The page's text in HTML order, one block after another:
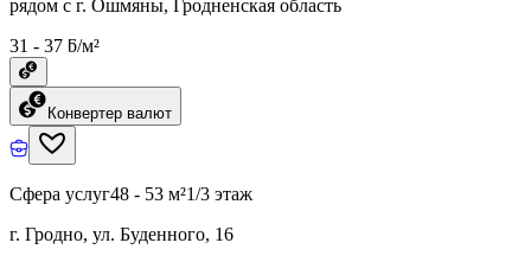
рядом с г. Ошмяны, Гродненская область
31 - 37 ƃ/м²
Конвертер валют
Сфера услуг48 - 53 м²1/3 этаж
г. Гродно, ул. Буденного, 16